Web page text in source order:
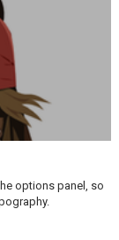
options panel, so